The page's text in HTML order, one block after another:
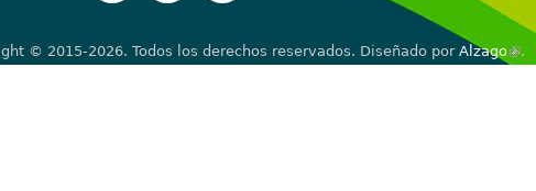
© 2015-2026. Todos los derechos reservados. Diseñado por Alzago .